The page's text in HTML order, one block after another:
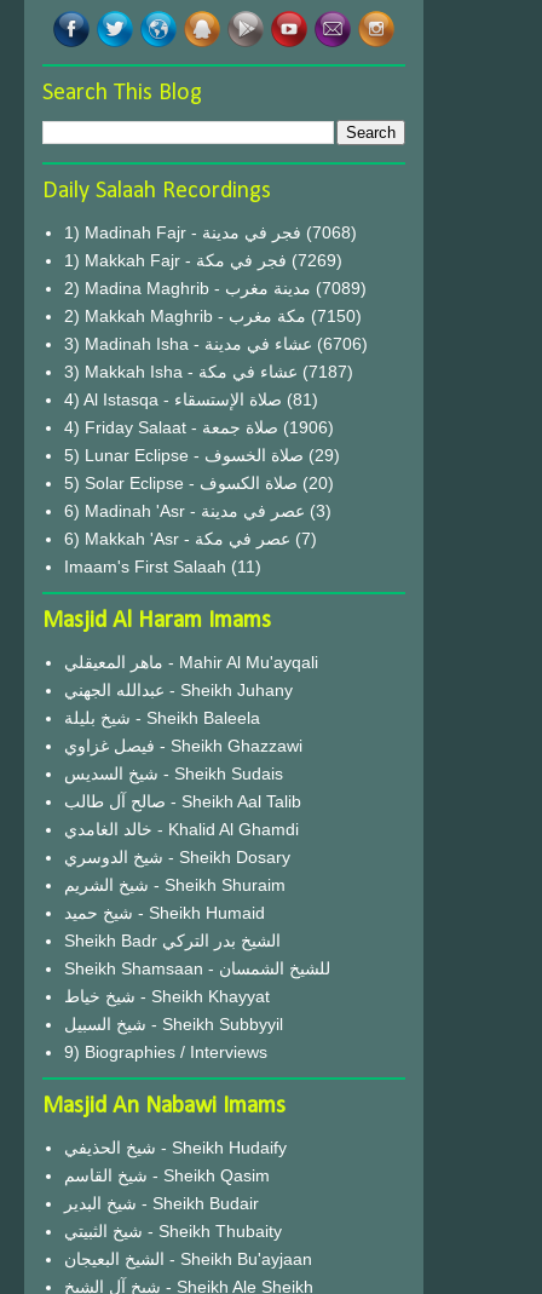
Search This Blog
Daily Salaah Recordings
1) Madinah Fajr - فجر في مدينة (7068)
1) Makkah Fajr - فجر في مكة (7269)
2) Madina Maghrib - مدينة مغرب (7089)
2) Makkah Maghrib - مكة مغرب (7150)
3) Madinah Isha - عشاء في مدينة (6706)
3) Makkah Isha - عشاء في مكة (7187)
4) Al Istasqa - صلاة الإستسقاء (81)
4) Friday Salaat - صلاة جمعة (1906)
5) Lunar Eclipse - صلاة الخسوف (29)
(20)
6) Madinah 'Asr - عصر في مدينة (3)
6) Makkah 'Asr - عصر في مكة (7)
Imaam's First Salaah (11)
Masjid Al Haram Imams
ماهر المعيقلي - Mahir Al Mu'ayqali
عبدالله الجهني - Sheikh Juhany
شيخ بليلة - Sheikh Baleela
فيصل غزاوي - Sheikh Ghazzawi
شيخ السديس - Sheikh Sudais
صالح آل طالب - Sheikh Aal Talib
خالد الغامدي - Khalid Al Ghamdi
شيخ الدوسري - Sheikh Dosary
شيخ الشريم - Sheikh Shuraim
شيخ حميد - Sheikh Humaid
Sheikh Badr الشيخ بدر التركي
Sheikh Shamsaan - للشيخ الشمسان
شيخ خياط - Sheikh Khayyat
شيخ السبيل - Sheikh Subbyyil
9) Biographies / Interviews
Masjid An Nabawi Imams
شيخ الحذيفي - Sheikh Hudaify
شيخ القاسم - Sheikh Qasim
شيخ البدير - Sheikh Budair
شيخ الثبيتي - Sheikh Thubaity
الشيخ البعيجان - Sheikh Bu'ayjaan
شيخ آل الشيخ - Sheikh Ale Sheikh